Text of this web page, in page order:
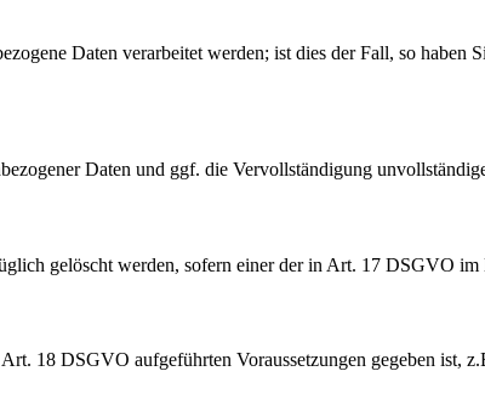
Daten verarbeitet werden; ist dies der Fall, so haben
Daten und ggf. die Vervollständigung
gelöscht werden, sofern einer der in Art. 17 DSGVO
18 DSGVO aufgeführten Voraussetzungen gegeben ist, z.